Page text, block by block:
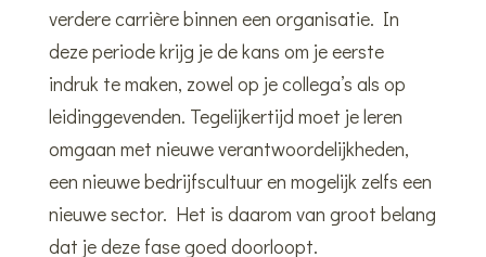
verdere carrière binnen een organisatie. In
deze periode krijg je de kans om je eerste
indruk te maken, zowel op je collega’s als op
leidinggevenden. Tegelijkertijd moet je leren
omgaan met nieuwe verantwoordelijkheden,
een nieuwe bedrijfscultuur en mogelijk zelfs een
nieuwe sector. Het is daarom van groot belang
dat je deze fase goed doorloopt.